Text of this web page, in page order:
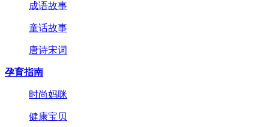
成语故事
童话故事
唐诗宋词
孕育指南
时尚妈咪
健康宝贝